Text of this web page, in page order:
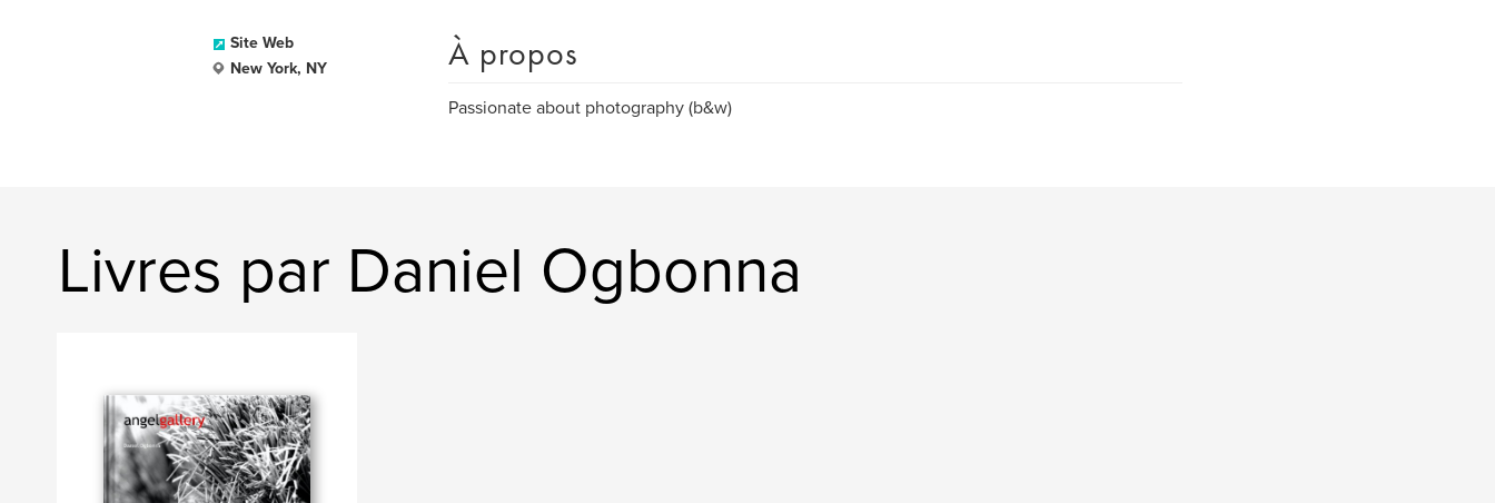
Site Web
New York, NY
À propos
Passionate about photography (b&w)
Livres par Daniel Ogbonna